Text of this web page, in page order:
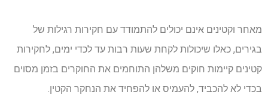
מאחר וקטינים אינם יכולים להתמודד עם חקירות רגילות של
בגירים, כאלו שיכולות לקחת שעות רבות עד לכדי ימים, לחקירות
קטינים קיימות חוקים משלהן התוחמים את החוקרים בזמן מסוים
בכדי לא להכביד, להעמיס או להפחיד את הנחקר הקטין.